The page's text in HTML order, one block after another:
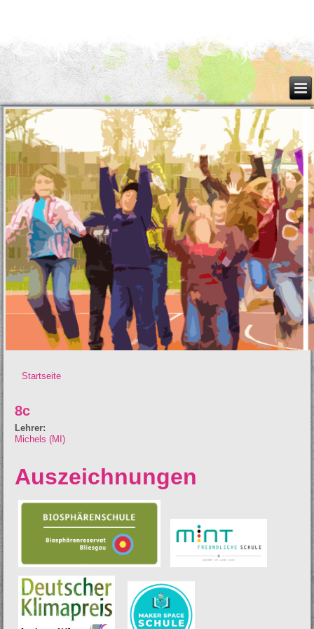
Startseite
8c
Lehrer:
Michels (MI)
Auszeichnungen